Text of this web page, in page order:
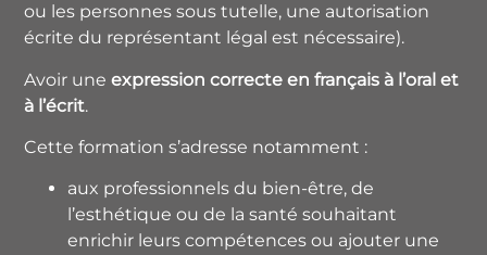
ou les personnes sous tutelle, une autorisation
écrite du représentant légal est nécessaire).
Avoir uneexpression correcte en français à l’oral et
à l’écrit.
Cette formation s’adresse notamment :
aux professionnels du bien-être, de
l’esthétique ou de la santé souhaitant
enrichir leurs compétences ou ajouter une